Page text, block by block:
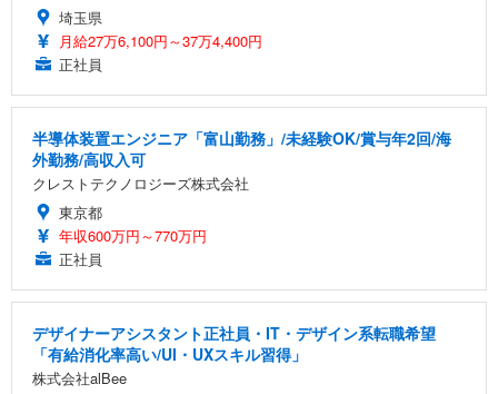
埼玉県
月給27万6,100円～37万4,400円
正社員
半導体装置エンジニア「富山勤務」/未経験OK/賞与年2回/海
外勤務/高収入可
クレストテクノロジーズ株式会社
東京都
年収600万円～770万円
正社員
デザイナーアシスタント正社員・IT・デザイン系転職希望
「有給消化率高い/UI・UXスキル習得」
株式会社alBee